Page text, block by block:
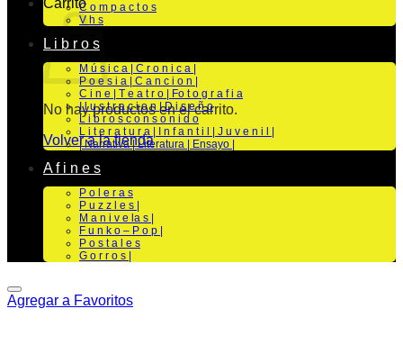
No hay productos en el carrito.
Volver a la tienda
C o m p a c t o s
V h s
L i b r o s
M ú s i c a | C r o n i c a |
P o e s i a | C a n c i o n |
C i n e | T e a t r o | Fo t o g r a f i a
I l u s t r a c i o n | D i s e ñ o
L i b r o s c o n s o n i d o
L i t e r a t u r a | I n f a n t i l | J u v e n i l |
| Narrativa | Literatura | Ensayo |
A f i n e s
P o l e r a s
P u z z l e s |
M a n i v e la s |
F u n k o – P o p |
P o s t a l e s
G o r r o s |
Agregar a Favoritos